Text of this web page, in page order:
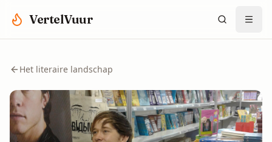
VertelVuur
Het literaire landschap